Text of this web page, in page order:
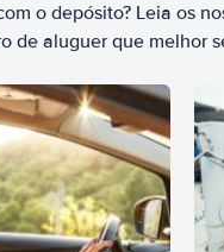
o depósito? Leia os
de aluguer que melhor